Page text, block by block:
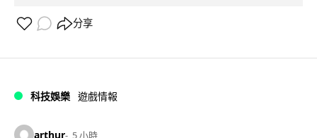
分享
科技娛樂 遊戲情報
arthur 5 小時